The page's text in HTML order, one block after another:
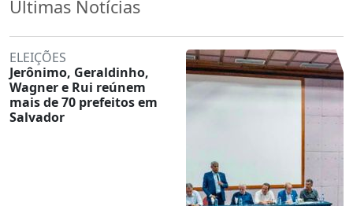
Últimas Notícias
ELEIÇÕES
Jerônimo, Geraldinho,
Wagner e Rui reúnem
mais de 70 prefeitos em
Salvador